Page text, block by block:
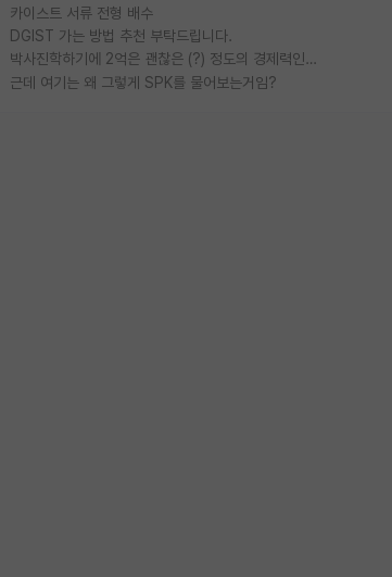
카이스트 서류 전형 배수
DGIST 가는 방법 추천 부탁드립니다.
박사진학하기에 2억은 괜찮은 (?) 정도의 경제력인가요
근데 여기는 왜 그렇게 SPK를 물어보는거임?